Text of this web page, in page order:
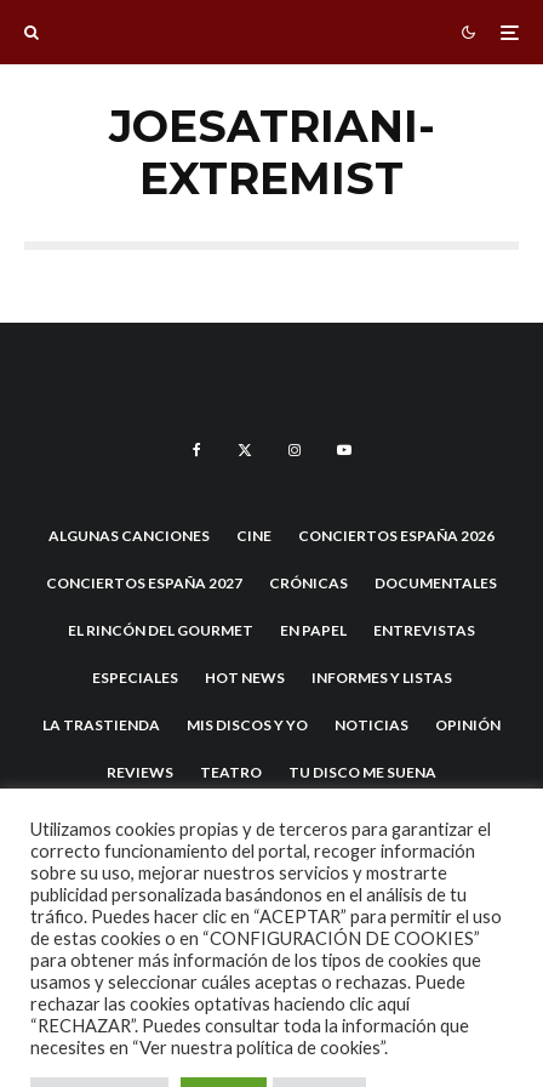
JOESATRIANI-
EXTREMIST
ALGUNAS CANCIONES CINE CONCIERTOS ESPAÑA 2026
CONCIERTOS ESPAÑA 2027 CRÓNICAS DOCUMENTALES
EL RINCÓN DEL GOURMET EN PAPEL ENTREVISTAS
ESPECIALES HOT NEWS INFORMES Y LISTAS
LA TRASTIENDA MIS DISCOS Y YO NOTICIAS OPINIÓN
REVIEWS TEATRO TU DISCO ME SUENA
2007 COPYRIGHT -CODETIPITHEME
Utilizamos cookies propias y de terceros para garantizar el
correcto funcionamiento del portal, recoger información
sobre su uso, mejorar nuestros servicios y mostrarte
publicidad personalizada basándonos en el análisis de tu
tráfico. Puedes hacer clic en “ACEPTAR” para permitir el uso
de estas cookies o en “CONFIGURACIÓN DE COOKIES”
para obtener más información de los tipos de cookies que
usamos y seleccionar cuáles aceptas o rechazas. Puede
rechazar las cookies optativas haciendo clic aquí
“RECHAZAR”. Puedes consultar toda la información que
necesites en “Ver nuestra política de cookies”.